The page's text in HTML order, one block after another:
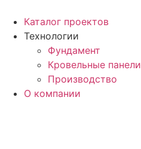
содержимому
Каталог проектов
Технологии
Фундамент
Кровельные панели
Производство
О компании